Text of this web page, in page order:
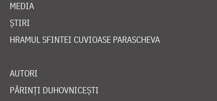
MEDIA
ȘTIRI
HRAMUL SFINTEI CUVIOASE PARASCHEVA
AUTORI
PĂRINȚI DUHOVNICEȘTI